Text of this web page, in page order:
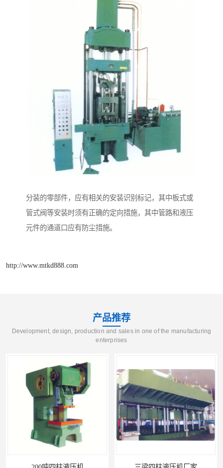
分装的零部件，应有相关的安装识别标记，其中板式或
管式阀等安装时须有正确的定向措施，其中管路和液压
元件的通道口应有防尘措施。
http://www.mtkd888.com
产品推荐
Development, design, production and sales in one of the manufacturing
enterprises